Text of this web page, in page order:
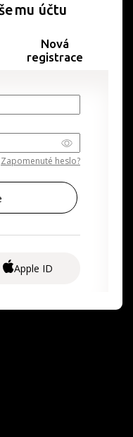
účtu
Nová
registrace
Zapomenuté heslo?
Apple ID